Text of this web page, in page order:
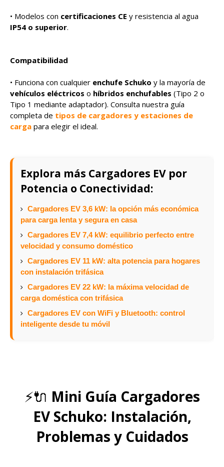
• Modelos con certificaciones CE y resistencia al agua
IP54 o superior.
Compatibilidad
• Funciona con cualquier enchufe Schuko y la mayoría de
vehículos eléctricos o híbridos enchufables (Tipo 2 o
Tipo 1 mediante adaptador). Consulta nuestra guía
completa de tipos de cargadores y estaciones de
carga para elegir el ideal.
Explora más Cargadores EV por
Potencia o Conectividad:
Cargadores EV 3,6 kW: la opción más económica
para carga lenta y segura en casa
Cargadores EV 7,4 kW: equilibrio perfecto entre
velocidad y consumo doméstico
Cargadores EV 11 kW: alta potencia para hogares
con instalación trifásica
Cargadores EV 22 kW: la máxima velocidad de
carga doméstica con trifásica
Cargadores EV con WiFi y Bluetooth: control
inteligente desde tu móvil
⚡🔌 Mini Guía Cargadores
EV Schuko: Instalación,
Problemas y Cuidados